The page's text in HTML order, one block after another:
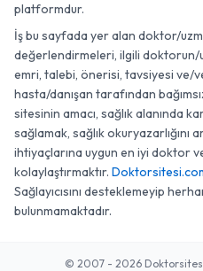
platformdur.
İş bu sayfada yer alan doktor/
değerlendirmeleri, ilgili doktorun/
emri, talebi, önerisi, tavsiyesi ve/
hasta/danışan tarafından
sitesinin amacı, sağlık alanında
sağlamak, sağlık okuryazarlığını
ihtiyaçlarına uygun en iyi doktor
kolaylaştırmaktır.
Sağlayıcısını desteklemeyip
bulunmamaktadır.
© 2007 - 2026